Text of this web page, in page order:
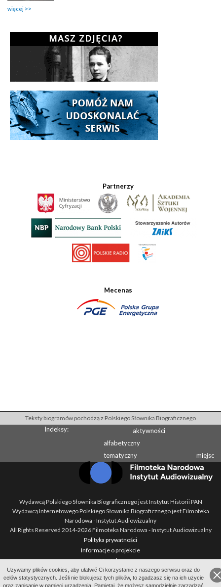
więcej
Partnerzy
Mecenas
Uzywamy plików cookies, aby ułatwić Ci korzystanie z naszego serwisu oraz do
celów statystycznych. Jeśli nie blokujesz tych plików, to zgadzasz się na ich użycie
oraz zapisanie w pamięci urządzenia. Pamiętaj, że możesz samodzielnie zarządzać
Teksty biogramów pochodzą z Polskiego Słownika Biograficznego
Indeksy:
aktywności
alfabetyczny
tematyczny
miejsc
Wydawcą Polskiego Słownika Biograficznego jest Instytut Historii PAN
Wydawcą Internetowego Polskiego Słownika Biograficznego jest Filmoteka
Narodowa - Instytut Audiowizualny
All Rights Reserved 2014-2026Filmoteka Narodowa - Instytut Audiowizualny
Polityka prywatności
Informacje o projekcie
Kontakt
Regulamin
Mapa strony